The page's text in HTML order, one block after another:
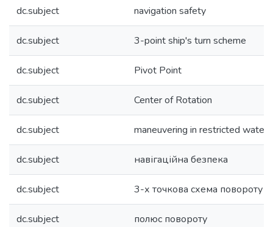
dc.subject navigation safety
dc.subject 3-point ship's turn scheme
dc.subject Pivot Point
dc.subject Center of Rotation
dc.subject maneuvering in restricted waters
dc.subject навігаційна безпека
dc.subject 3-х точкова схема повороту
dc.subject полюс повороту